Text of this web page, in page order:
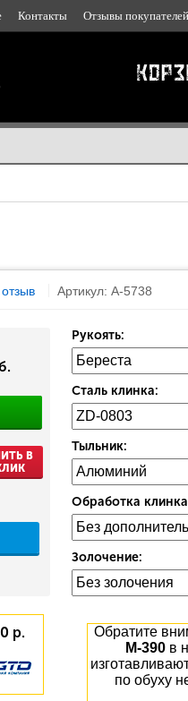
Контакты Отзывы покупателей
Артикул: A-5738
В
р.
Рукоять:
Сталь клинка:
Тыльник:
Обработка
Золочение:
Обратите
М-390в
по обуху